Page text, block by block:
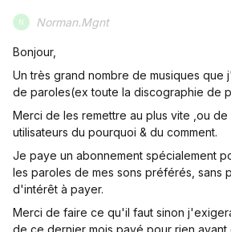
N Norman.Mgnt
Bonjour,
Un très grand nombre de musiques que
de paroles(ex toute la discographie de
Merci de les remettre au plus vite ,ou
utilisateurs du pourquoi & du comment.
Je paye un abonnement spécialement
les paroles de mes sons préférés, sans
d'intérêt à payer.
Merci de faire ce qu'il faut sinon
de ce dernier mois payé pour rien